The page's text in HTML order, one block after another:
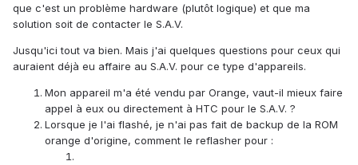
que c'est un problème hardware (plutôt logique) et que ma
solution soit de contacter le S.A.V.
Jusqu'ici tout va bien. Mais j'ai quelques questions pour ceux qui
auraient déjà eu affaire au S.A.V. pour ce type d'appareils.
Mon appareil m'a été vendu par Orange, vaut-il mieux faire
appel à eux ou directement à HTC pour le S.A.V. ?
Lorsque je l'ai flashé, je n'ai pas fait de backup de la ROM
orange d'origine, comment le reflasher pour :